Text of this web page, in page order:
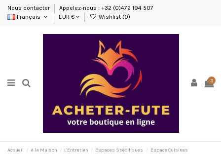
Nous contacter
Appelez-nous : +32 (0)472 194 507
Français
EUR € Wishlist (0)
0
Accueil A la Maison L'Entretien Espaces Spécifiques
Espace Cuisines